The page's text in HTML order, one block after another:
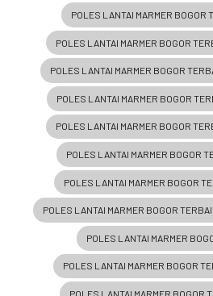
POLES LANTAI MARMER BOGOR
POLES LANTAI MARMER BOGOR
POLES LANTAI MARMER BOGOR
POLES LANTAI MARMER BOGOR
POLES LANTAI MARMER BOGOR
POLES LANTAI MARMER BOGOR
POLES LANTAI MARMER BOGOR
POLES LANTAI MARMER BOGOR
POLES LANTAI MARMER
POLES LANTAI MARMER BOGOR
POLES LANTAI MARMER BOGOR